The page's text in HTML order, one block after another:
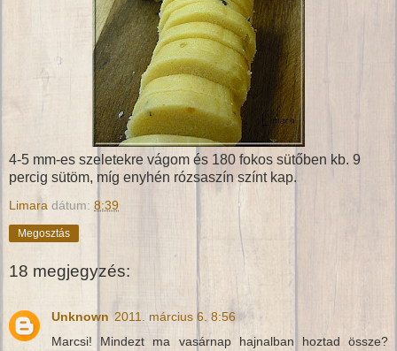
4-5 mm-es szeletekre vágom és 180 fokos sütőben kb. 9
percig sütöm, míg enyhén rózsaszín színt kap.
Limara dátum: 8:39
Megosztás
18 megjegyzés:
Unknown 2011. március 6. 8:56
Marcsi! Mindezt ma vasárnap hajnalban hoztad össze?